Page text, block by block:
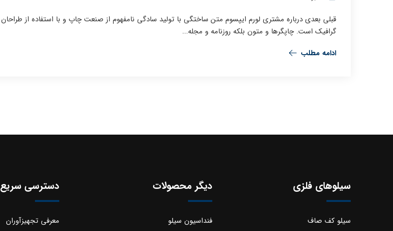
قبلی بعدی درباره مشتری لورم ایپسوم متن ساختگی با تولید سادگی نامفهوم از صنعت چاپ و با استفاده از طراحان
گرافیک است. چاپگرها و متون بلکه روزنامه و مجله...
ادامه مطلب
سیلوهای فلزی
سیلو کف صاف
دیگر محصولات
فنداسیون سیلو
دسترسی سریع
معرفی تجهیزآوران